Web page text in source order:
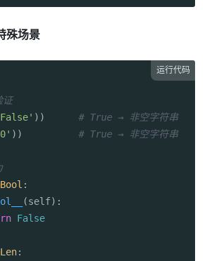
殊场景
运行代码
证
)) # True → 非空字符串
)) # True → 非空字符串
:
(self):
False
: